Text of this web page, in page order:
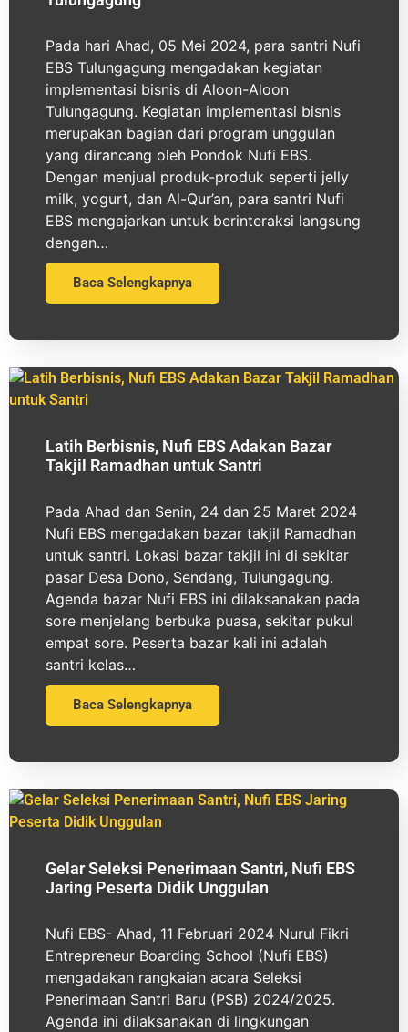
Pada hari Ahad, 05 Mei 2024, para santri Nufi
EBS Tulungagung mengadakan kegiatan
implementasi bisnis di Aloon-Aloon
Tulungagung. Kegiatan implementasi bisnis
merupakan bagian dari program unggulan
yang dirancang oleh Pondok Nufi EBS.
Dengan menjual produk-produk seperti jelly
milk, yogurt, dan Al-Qur’an, para santri Nufi
EBS mengajarkan untuk berinteraksi langsung
dengan…
Baca Selengkapnya
Latih Berbisnis, Nufi EBS Adakan Bazar
Takjil Ramadhan untuk Santri
Pada Ahad dan Senin, 24 dan 25 Maret 2024
Nufi EBS mengadakan bazar takjil Ramadhan
untuk santri. Lokasi bazar takjil ini di sekitar
pasar Desa Dono, Sendang, Tulungagung.
Agenda bazar Nufi EBS ini dilaksanakan pada
sore menjelang berbuka puasa, sekitar pukul
empat sore. Peserta bazar kali ini adalah
santri kelas…
Baca Selengkapnya
Gelar Seleksi Penerimaan Santri, Nufi EBS
Jaring Peserta Didik Unggulan
Nufi EBS- Ahad, 11 Februari 2024 Nurul Fikri
Entrepreneur Boarding School (Nufi EBS)
mengadakan rangkaian acara Seleksi
Penerimaan Santri Baru (PSB) 2024/2025.
Agenda ini dilaksanakan di lingkungan